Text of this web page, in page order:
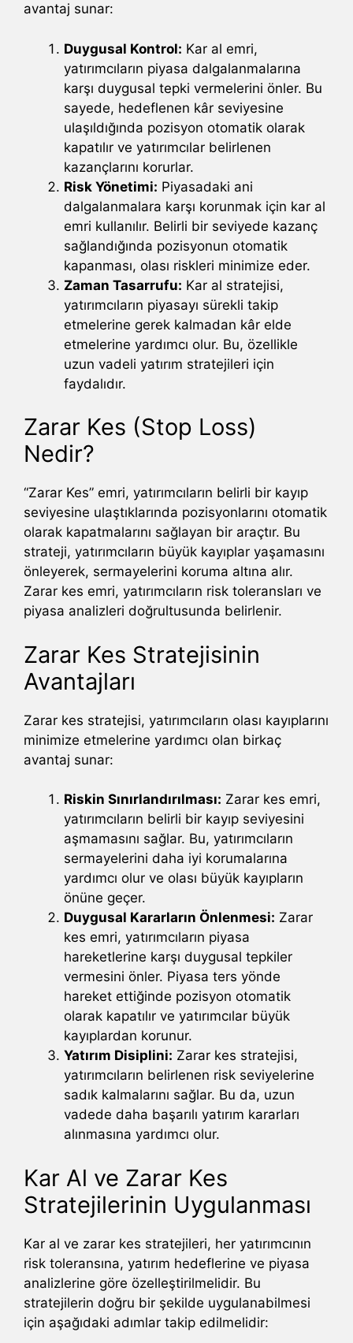
avantaj sunar:
Duygusal Kontrol: Kar al emri,
yatırımcıların piyasa dalgalanmalarına
karşı duygusal tepki vermelerini önler. Bu
sayede, hedeflenen kâr seviyesine
ulaşıldığında pozisyon otomatik olarak
kapatılır ve yatırımcılar belirlenen
kazançlarını korurlar.
Risk Yönetimi: Piyasadaki ani
dalgalanmalara karşı korunmak için kar al
emri kullanılır. Belirli bir seviyede kazanç
sağlandığında pozisyonun otomatik
kapanması, olası riskleri minimize eder.
Zaman Tasarrufu: Kar al stratejisi,
yatırımcıların piyasayı sürekli takip
etmelerine gerek kalmadan kâr elde
etmelerine yardımcı olur. Bu, özellikle
uzun vadeli yatırım stratejileri için
faydalıdır.
Zarar Kes (Stop Loss)
Nedir?
“Zarar Kes” emri, yatırımcıların belirli bir kayıp
seviyesine ulaştıklarında pozisyonlarını otomatik
olarak kapatmalarını sağlayan bir araçtır. Bu
strateji, yatırımcıların büyük kayıplar yaşamasını
önleyerek, sermayelerini koruma altına alır.
Zarar kes emri, yatırımcıların risk toleransları ve
piyasa analizleri doğrultusunda belirlenir.
Zarar Kes Stratejisinin
Avantajları
Zarar kes stratejisi, yatırımcıların olası kayıplarını
minimize etmelerine yardımcı olan birkaç
avantaj sunar:
Riskin Sınırlandırılması: Zarar kes emri,
yatırımcıların belirli bir kayıp seviyesini
aşmamasını sağlar. Bu, yatırımcıların
sermayelerini daha iyi korumalarına
yardımcı olur ve olası büyük kayıpların
önüne geçer.
Duygusal Kararların Önlenmesi: Zarar
kes emri, yatırımcıların piyasa
hareketlerine karşı duygusal tepkiler
vermesini önler. Piyasa ters yönde
hareket ettiğinde pozisyon otomatik
olarak kapatılır ve yatırımcılar büyük
kayıplardan korunur.
Yatırım Disiplini: Zarar kes stratejisi,
yatırımcıların belirlenen risk seviyelerine
sadık kalmalarını sağlar. Bu da, uzun
vadede daha başarılı yatırım kararları
alınmasına yardımcı olur.
Kar Al ve Zarar Kes
Stratejilerinin Uygulanması
Kar al ve zarar kes stratejileri, her yatırımcının
risk toleransına, yatırım hedeflerine ve piyasa
analizlerine göre özelleştirilmelidir. Bu
stratejilerin doğru bir şekilde uygulanabilmesi
için aşağıdaki adımlar takip edilmelidir: